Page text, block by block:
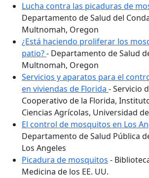
Lucha contra las picaduras de
Departamento de Salud del
Multnomah, Oregon
¿Está haciendo proliferar los
patio?- Departamento de Salud
Multnomah, Oregon
Servicios y aparatos para el
en viviendas de Florida - Servicio
Cooperativo de la Florida,
Ciencias Agrícolas, Universidad
El control de mosquitos en Los
Departamento de Salud Pública
Los Angeles
Picadura de mosquitos -
Medicina de los EE. UU.